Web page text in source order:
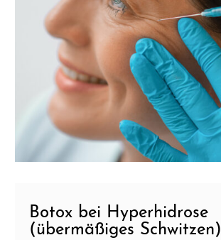
Botox bei Hyperhidrose
(übermäßiges Schwitzen)